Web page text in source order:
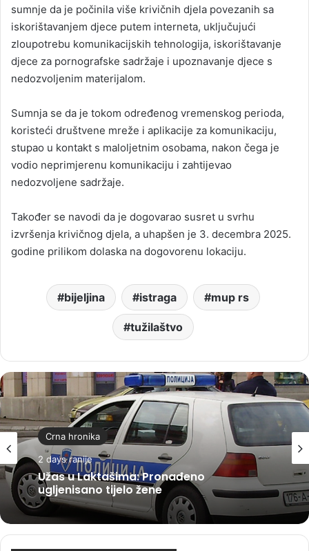
sumnje da je počinila više krivičnih djela povezanih sa
iskorištavanjem djece putem interneta, uključujući
zloupotrebu komunikacijskih tehnologija, iskorištavanje
djece za pornografske sadržaje i upoznavanje djece s
nedozvoljenim materijalom.
Sumnja se da je tokom određenog vremenskog perioda,
koristeći društvene mreže i aplikacije za komunikaciju,
stupao u kontakt s maloljetnim osobama, nakon čega je
vodio neprimjerenu komunikaciju i zahtijevao
nedozvoljene sadržaje.
Također se navodi da je dogovarao susret u svrhu
izvršenja krivičnog djela, a uhapšen je 3. decembra 2025.
godine prilikom dolaska na dogovorenu lokaciju.
bijeljina istraga mup rs
tužilaštvo
Crna hronika
2 days ranije
Užas u Laktašima: Pronađeno
ugljenisano tijelo žene